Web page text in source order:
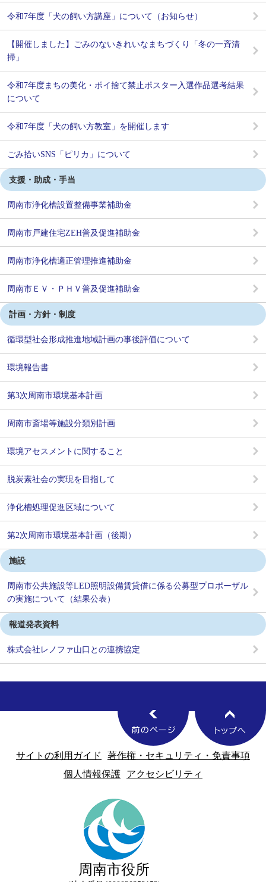
令和7年度「犬の飼い方講座」について（お知らせ）
【開催しました】ごみのないきれいなまちづくり「冬の一斉清
掃」
令和7年度まちの美化・ポイ捨て禁止ポスター入選作品選考結果
について
令和7年度「犬の飼い方教室」を開催します
ごみ拾いSNS「ピリカ」について
支援・助成・手当
周南市浄化槽設置整備事業補助金
周南市戸建住宅ZEH普及促進補助金
周南市浄化槽適正管理推進補助金
周南市ＥＶ・ＰＨＶ普及促進補助金
計画・方針・制度
循環型社会形成推進地域計画の事後評価について
環境報告書
第3次周南市環境基本計画
周南市斎場等施設分類別計画
環境アセスメントに関すること
脱炭素社会の実現を目指して
浄化槽処理促進区域について
第2次周南市環境基本計画（後期）
施設
周南市公共施設等LED照明設備賃貸借に係る公募型プロポーザル
の実施について（結果公表）
報道発表資料
株式会社レノファ山口との連携協定
サイトの利用ガイド
著作権・セキュリティ・免責事項
個人情報保護
アクセシビリティ
周南市役所